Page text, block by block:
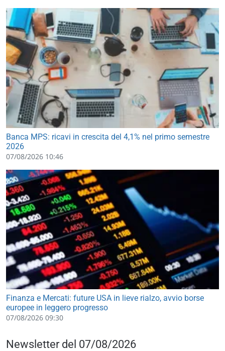
Banca MPS: ricavi in crescita del 4,1% nel primo semestre
2026
07/08/2026 10:46
Finanza e Mercati: future USA in lieve rialzo, avvio borse
europee in leggero progresso
07/08/2026 09:30
Newsletter del 07/08/2026